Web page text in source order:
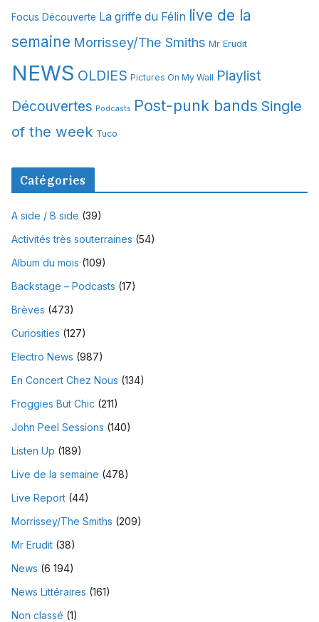
Focus Découverte La griffe du Félin live de la
semaine Morrissey/The Smiths Mr Erudit
NEWS OLDIES Pictures On My Wall Playlist
Découvertes Podcasts Post-punk bands Single
of the week Tuco
Catégories
A side / B side (39)
Activités très souterraines (54)
Album du mois (109)
Backstage – Podcasts (17)
Brèves (473)
Curiosities (127)
Electro News (987)
En Concert Chez Nous (134)
Froggies But Chic (211)
John Peel Sessions (140)
Listen Up (189)
Live de la semaine (478)
Live Report (44)
Morrissey/The Smiths (209)
Mr Erudit (38)
News (6 194)
News Littéraires (161)
Non classé (1)